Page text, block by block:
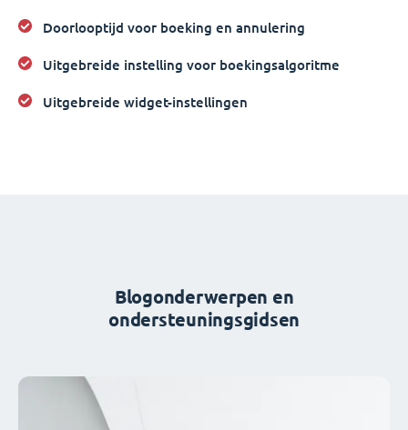
Doorlooptijd voor boeking en annulering
Uitgebreide instelling voor boekingsalgoritme
Uitgebreide widget-instellingen
Blogonderwerpen en
ondersteuningsgidsen